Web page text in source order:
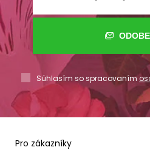
Súhlasím so spracovaním
Pro zákazníky